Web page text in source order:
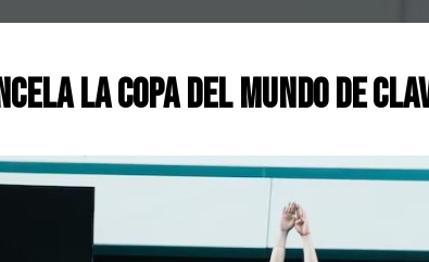
la Copa del Mundo de